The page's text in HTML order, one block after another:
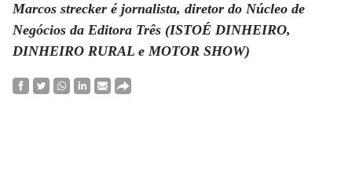
Marcos strecker é jornalista, diretor do Núcleo de
Negócios da Editora Três (ISTOÉ DINHEIRO,
DINHEIRO RURAL e MOTOR SHOW)